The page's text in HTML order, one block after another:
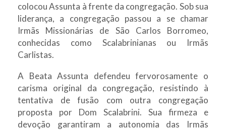
colocou Assunta à frente da congregação. Sob sua
liderança, a congregação passou a se chamar
Irmãs Missionárias de São Carlos Borromeo,
conhecidas como Scalabrinianas ou Irmãs
Carlistas.
A Beata Assunta defendeu fervorosamente o
carisma original da congregação, resistindo à
tentativa de fusão com outra congregação
proposta por Dom Scalabrini. Sua firmeza e
devoção garantiram a autonomia das Irmãs